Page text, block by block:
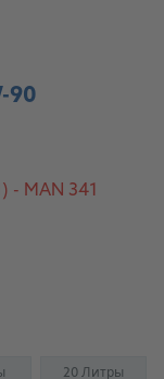
90
- MAN 341
20 Литры